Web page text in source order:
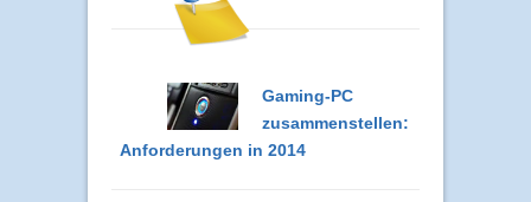
Gaming-PC
zusammenstellen:
Anforderungen in 2014